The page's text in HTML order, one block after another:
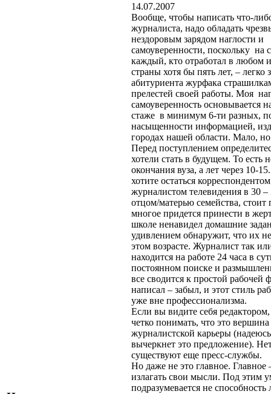
14.07.2007
Вообще, чтобы написать что-
журналиста, надо обладать
нездоровым зарядом наглости и
самоуверенности, поскольку на
каждый, кто отработал в любом
страны хотя бы пять лет, – легко
абитуриента журфака
прелестей своей работы. Моя
самоуверенность основывается
стаже в минимум 6-ти разных,
насыщенности информацией,
городах нашей области. Мало,
Перед поступлением
хотели стать в будущем. То есть
окончания вуза, а лет через 10-
хотите остаться
журналистом телевидения в 30 –
отцом/матерью семейства, стоит
многое придется принести в
школе ненавидел домашние
удивлением обнаружит, что их
этом возрасте. Журналист так
находится на работе 24 часа в
постоянном поиске и
все сводится к простой рабочей
написал – забыл, и этот стиль
уже вне профессионализма.
Если вы видите себя
четко понимать, что это
журналистской карьеры
вычеркнет это предложение).
существуют еще пресс-службы.
Но даже не это главное. Главное
излагать свои мысли. Под этим
подразумевается не способность